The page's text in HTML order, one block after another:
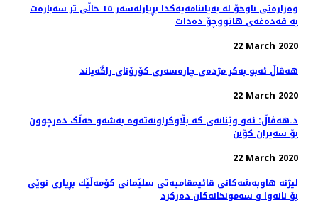
وەزارەتی ناوخۆ لە بەیاننامەیەکدا بڕیارلەسەر ١٥ خاڵی تر سەبارەت
بە قەدەغەی هاتووچۆ دەدات
22 March 2020
هه‌ڤاڵ ئه‌بو به‌كر مژده‌ی چاره‌سه‌ری کۆرۆنای راگه‌یاند
22 March 2020
د.هەڤاڵ: ئەو وێنانەی کە بڵاوکراونەتەوە بەشەو خەڵک دەرچوون
بۆ سەیران کۆنن
22 March 2020
لیژنه‌ هاوبه‌شه‌كانی قائیمقامیه‌تی سلێمانی كۆمه‌ڵێك بڕیاری نوێی
بۆ نانه‌وا و سه‌مونخانه‌كان ده‌ركرد